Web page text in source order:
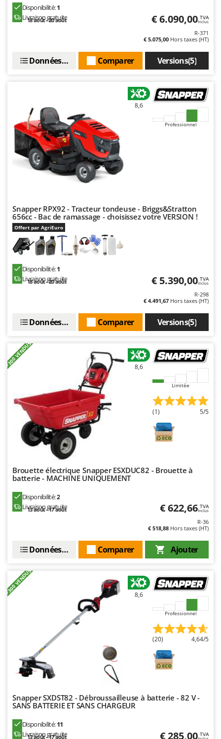
Disponibilité:1
Livraison gratuite
18 août - 20 août € 6.090,00 TVA
Inclus
R-371
€ 5.075,00 Hors taxes (HT)
Versions(5)
Comparer
Données techniques
8,6
Professionnel
Snapper RPX92 - Tracteur tondeuse - Briggs&Stratton
656cc - Bac de ramassage - choisissez votre VERSION !
Offert par AgriEuro
Disponibilité:1
Livraison gratuite
18 août - 20 août € 5.390,00 TVA
Inclus
R-298
€ 4.491,67 Hors taxes (HT)
Versions(5)
Comparer
Données techniques
+300 VENDUS 8,6
Limitée
(1) 5/5
Brouette électrique Snapper ESXDUC82 - Brouette à
batterie - MACHINE UNIQUEMENT
Disponibilité:2
Livraison gratuite
13 août - 17 août € 622,66 TVA
Inclus
R-36
€ 518,88 Hors taxes (HT)
Ajouter
Comparer
Données techniques
+300 VENDUS 8,6
Professionnel
(20) 4,64/5
Snapper SXDST82 - Débroussailleuse à batterie - 82 V -
SANS BATTERIE ET SANS CHARGEUR
Disponibilité:11
Livraison gratuite
13 août - 17 août € 285,00 TVA